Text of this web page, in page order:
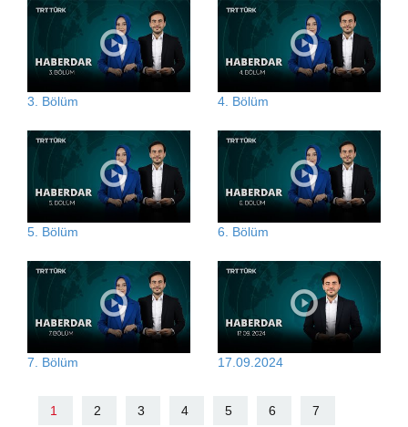
3. Bölüm 4. Bölüm
5. Bölüm 6. Bölüm
7. Bölüm 17.09.2024
1 2 3 4 5 6 7